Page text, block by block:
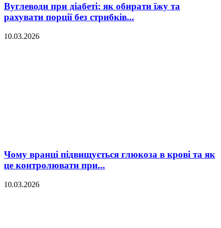
Вуглеводи при діабеті: як обирати їжу та
рахувати порції без стрибків...
10.03.2026
Чому вранці підвищується глюкоза в крові та як
це контролювати при...
10.03.2026